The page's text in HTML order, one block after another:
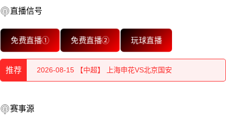
直播信号
免费直播① 免费直播② 玩球直播
推荐
2026-08-15 【中超】 上海申花VS北京国安
2026-08-15 【中超】 上海申花VS北京国安
赛事源